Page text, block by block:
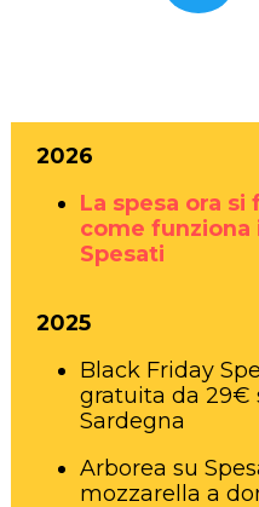
2026
La spesa ora si
come funziona
Spesati
2025
Black Friday
gratuita da 29€
Sardegna
Arborea su
mozzarella a